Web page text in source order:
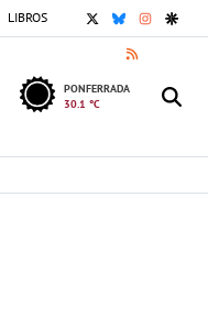
LIBROS X BLUESKY
RSS
PONFERRADA
30.1 °C